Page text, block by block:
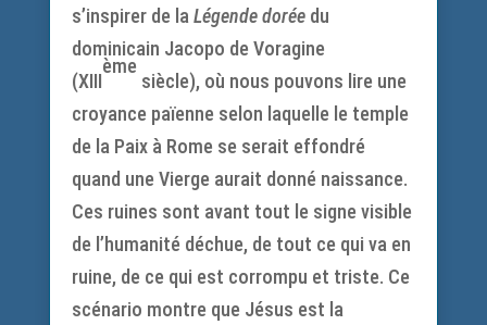
s’inspirer de la Légende doréedu
dominicain Jacopo de Voragine
(XIII
ème
siècle), où nous pouvons lire une
croyance païenne selon laquelle le temple
de la Paix à Rome se serait effondré
quand une Vierge aurait donné naissance.
Ces ruines sont avant tout le signe visible
de l’humanité déchue, de tout ce qui va en
ruine, de ce qui est corrompu et triste. Ce
scénario montre que Jésus est la